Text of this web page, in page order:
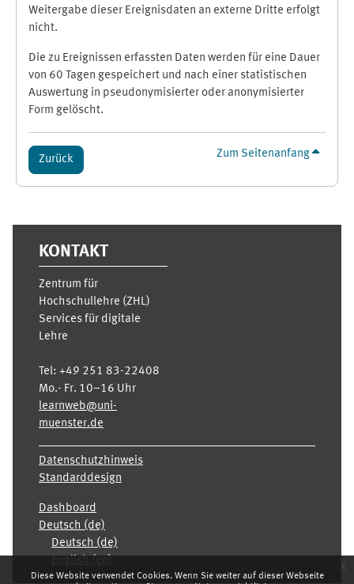
Diese Website verwendet Cookies. Wenn Sie weiter auf dieser Webseite
x
Weitergabe dieser Ereignisdaten an externe Dritte erfolgt
nicht.
Die zu Ereignissen erfassten Daten werden für eine Dauer
von 60 Tagen gespeichert und nach einer statistischen
Auswertung in pseudonymisierter oder anonymisierter
Form gelöscht.
Zurück Zum Seitenanfang
KONTAKT
Zentrum für
Hochschullehre (ZHL)
Services für digitale
Lehre
Tel: +49 251 83-22408
Mo.- Fr. 10–16 Uhr
learnweb@uni-
muenster.de
Datenschutzhinweis
Standarddesign
Dashboard
Deutsch ‎(de)‎
Deutsch ‎(de)‎